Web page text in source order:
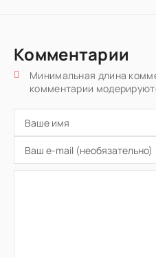
Комментарии
Минимальная длина
комментарии